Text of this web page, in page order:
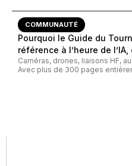
COMMUNAUTÉ
Pourquoi le Guide du
référence à l’heure de
Caméras, drones, liaisons HF,
Avec plus de 300 pages